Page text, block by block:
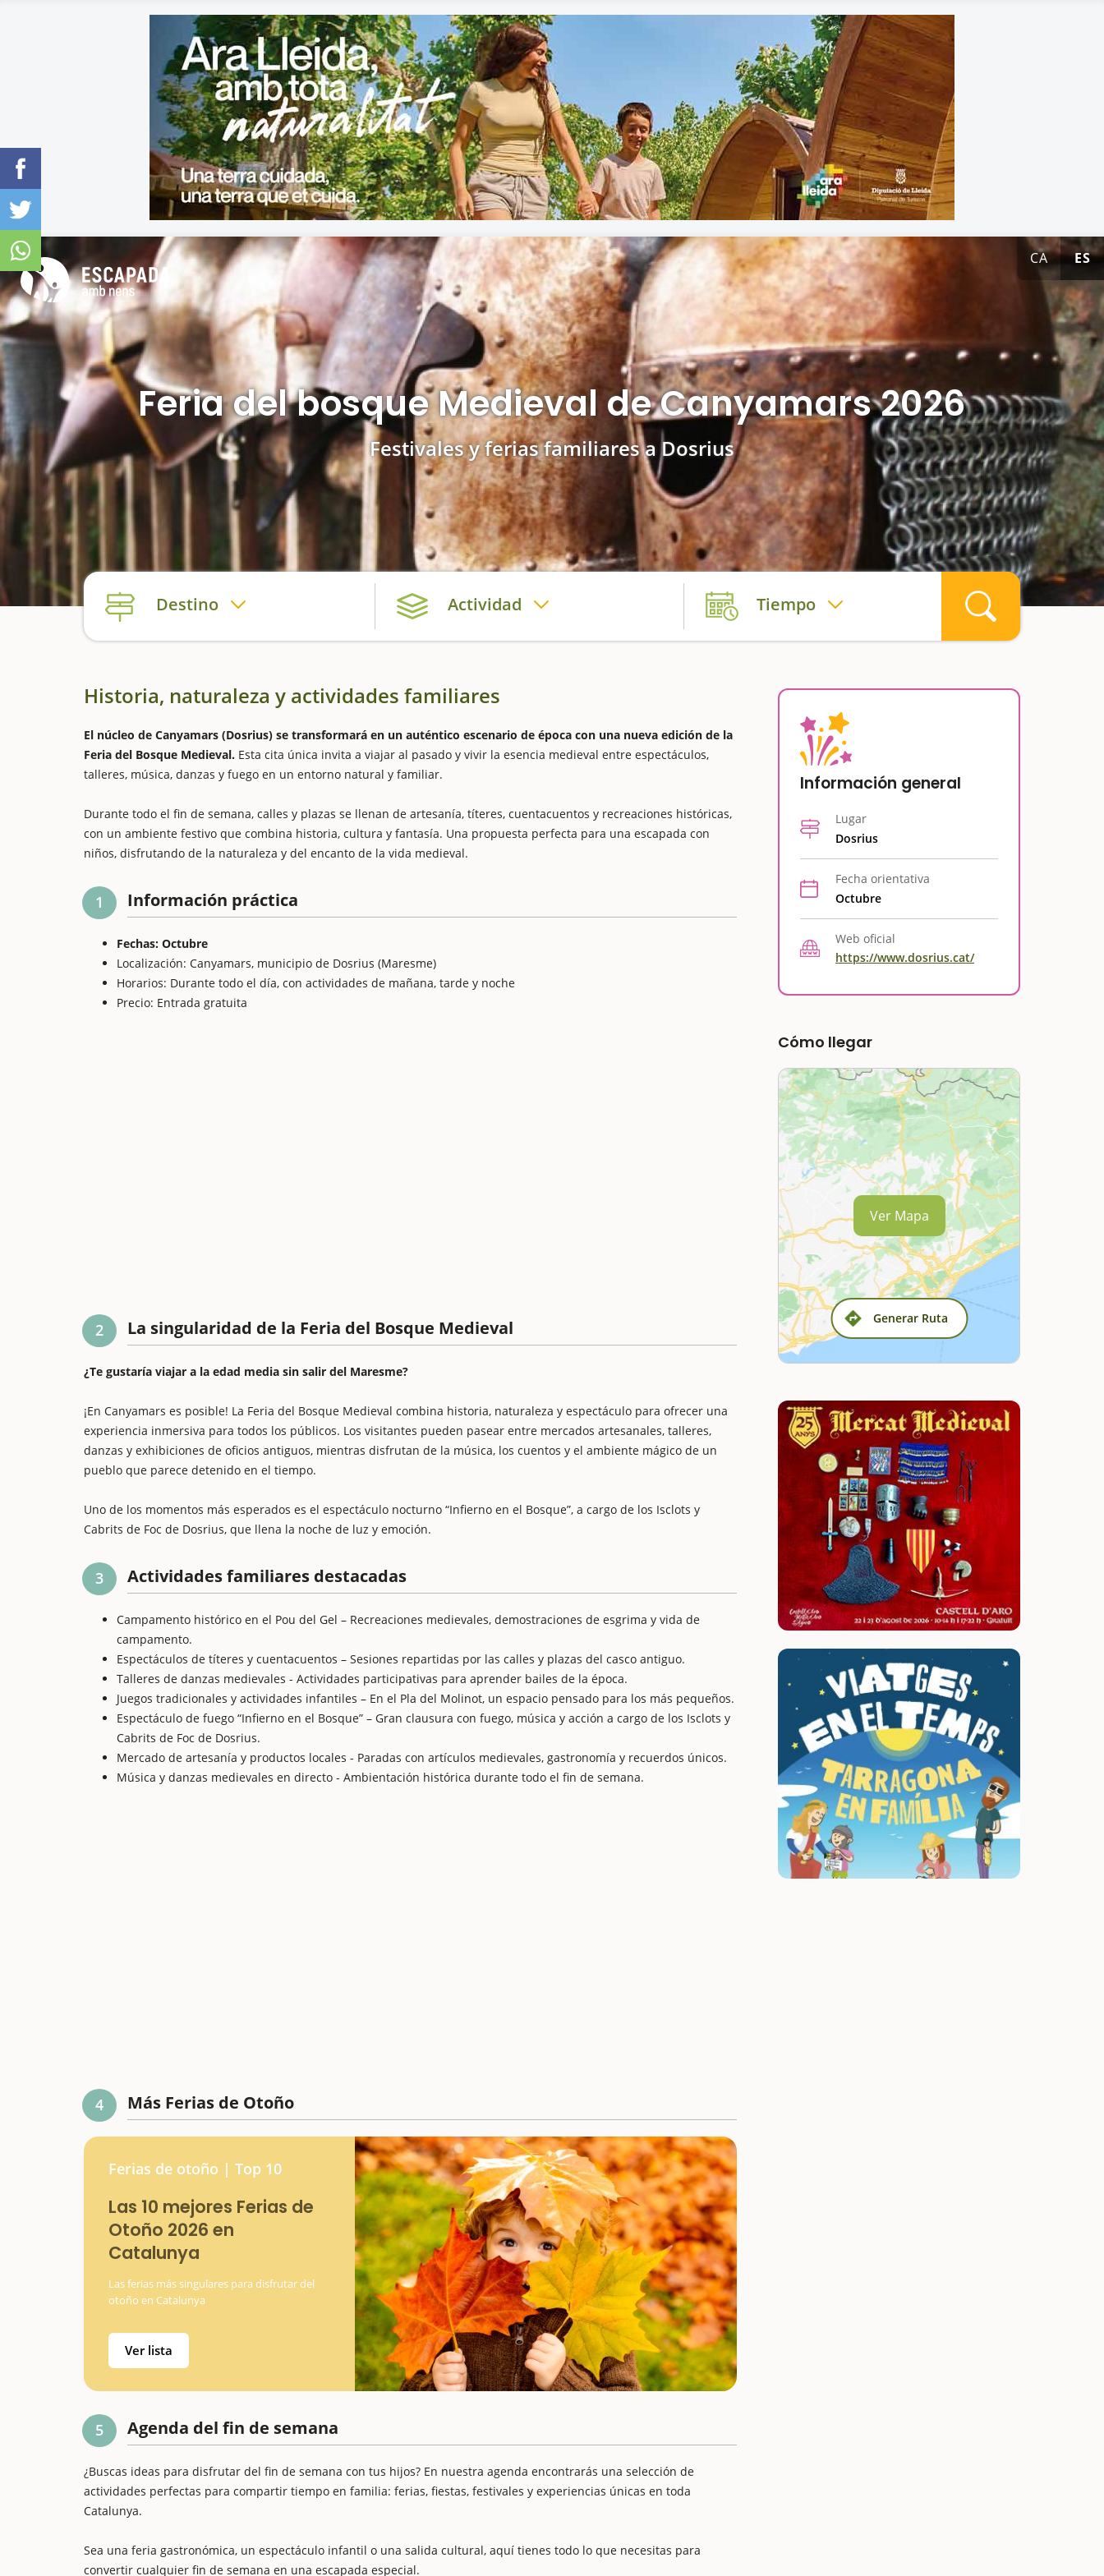
CA ES
Feria del bosque Medieval de Canyamars 2026
Festivales y ferias familiares a Dosrius
Destino Actividad Tiempo
Historia, naturaleza y actividades familiares
El núcleo de Canyamars (Dosrius) se transformará en un auténtico escenario de época con una nueva edición de la
Feria del Bosque Medieval. Esta cita única invita a viajar al pasado y vivir la esencia medieval entre espectáculos,
talleres, música, danzas y fuego en un entorno natural y familiar.
Durante todo el fin de semana, calles y plazas se llenan de artesanía, títeres, cuentacuentos y recreaciones históricas,
con un ambiente festivo que combina historia, cultura y fantasía. Una propuesta perfecta para una escapada con
niños, disfrutando de la naturaleza y del encanto de la vida medieval.
1 Información práctica
Fechas: Octubre
Localización: Canyamars, municipio de Dosrius (Maresme)
Horarios: Durante todo el día, con actividades de mañana, tarde y noche
Precio: Entrada gratuita
2 La singularidad de la Feria del Bosque Medieval
¿Te gustaría viajar a la edad media sin salir del Maresme?
¡En Canyamars es posible! La Feria del Bosque Medieval combina historia, naturaleza y espectáculo para ofrecer una
experiencia inmersiva para todos los públicos. Los visitantes pueden pasear entre mercados artesanales, talleres,
danzas y exhibiciones de oficios antiguos, mientras disfrutan de la música, los cuentos y el ambiente mágico de un
pueblo que parece detenido en el tiempo.
Uno de los momentos más esperados es el espectáculo nocturno “Infierno en el Bosque”, a cargo de los Isclots y
Cabrits de Foc de Dosrius, que llena la noche de luz y emoción.
3 Actividades familiares destacadas
Campamento histórico en el Pou del Gel – Recreaciones medievales, demostraciones de esgrima y vida de
campamento.
Espectáculos de títeres y cuentacuentos – Sesiones repartidas por las calles y plazas del casco antiguo.
Talleres de danzas medievales - Actividades participativas para aprender bailes de la época.
Juegos tradicionales y actividades infantiles – En el Pla del Molinot, un espacio pensado para los más pequeños.
Espectáculo de fuego “Infierno en el Bosque” – Gran clausura con fuego, música y acción a cargo de los Isclots y
Cabrits de Foc de Dosrius.
Mercado de artesanía y productos locales - Paradas con artículos medievales, gastronomía y recuerdos únicos.
Música y danzas medievales en directo - Ambientación histórica durante todo el fin de semana.
4 Más Ferias de Otoño
Ferias de otoño | Top 10
Las 10 mejores Ferias de
Otoño 2026 en
Catalunya
Las ferias más singulares para disfrutar del
otoño en Catalunya
Ver lista
5 Agenda del fin de semana
¿Buscas ideas para disfrutar del fin de semana con tus hijos? En nuestra agenda encontrarás una selección de
actividades perfectas para compartir tiempo en familia: ferias, fiestas, festivales y experiencias únicas en toda
Catalunya.
Sea una feria gastronómica, un espectáculo infantil o una salida cultural, aquí tienes todo lo que necesitas para
convertir cualquier fin de semana en una escapada especial.
Información general
Lugar
Dosrius
Fecha orientativa
Octubre
Web oficial
https://www.dosrius.cat/
Cómo llegar
Generar Ruta
Ver Mapa